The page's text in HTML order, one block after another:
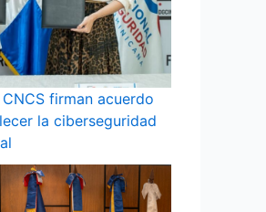
CNCS firman acuerdo
la ciberseguridad